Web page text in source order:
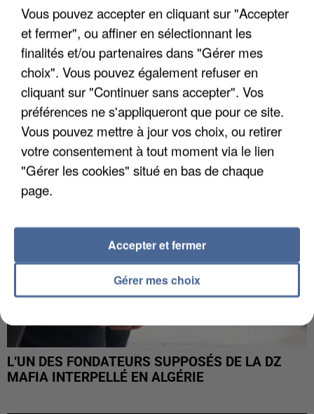
APRÈS TOUTES CES CANICULES, LES REFUGES
DE FAUNE SAUVAGE SONT...
L’UN DES FONDATEURS SUPPOSÉS DE LA DZ
MAFIA INTERPELLÉ EN ALGÉRIE
Vous pouvez accepter en cliquant sur "Accepter
et fermer", ou affiner en sélectionnant les
finalités et/ou partenaires dans "Gérer mes
choix". Vous pouvez également refuser en
cliquant sur "Continuer sans accepter". Vos
préférences ne s'appliqueront que pour ce site.
Vous pouvez mettre à jour vos choix, ou retirer
votre consentement à tout moment via le lien
"Gérer les cookies" situé en bas de chaque
page.
Gérer mes choix
Accepter et fermer